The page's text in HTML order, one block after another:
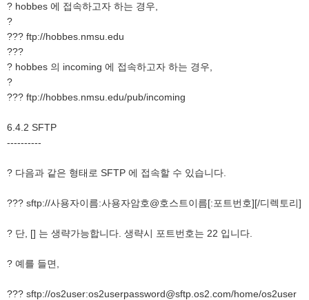
? hobbes 에 접속하고자 하는 경우,
?
??? ftp://hobbes.nmsu.edu
???
? hobbes 의 incoming 에 접속하고자 하는 경우,
?
??? ftp://hobbes.nmsu.edu/pub/incoming
6.4.2 SFTP
----------
? 다음과 같은 형태로 SFTP 에 접속할 수 있습니다.
??? sftp://사용자이름:사용자암호@호스트이름[:포트번호][/디렉토리]
? 단, [] 는 생략가능합니다. 생략시 포트번호는 22 입니다.
? 예를 들면,
??? sftp://os2user:os2userpassword@sftp.os2.com/home/os2user